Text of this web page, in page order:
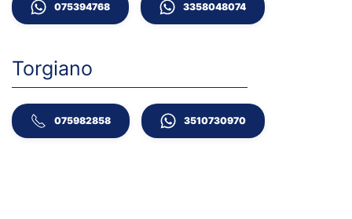
075394768 3358048074
Torgiano
075982858 3510730970